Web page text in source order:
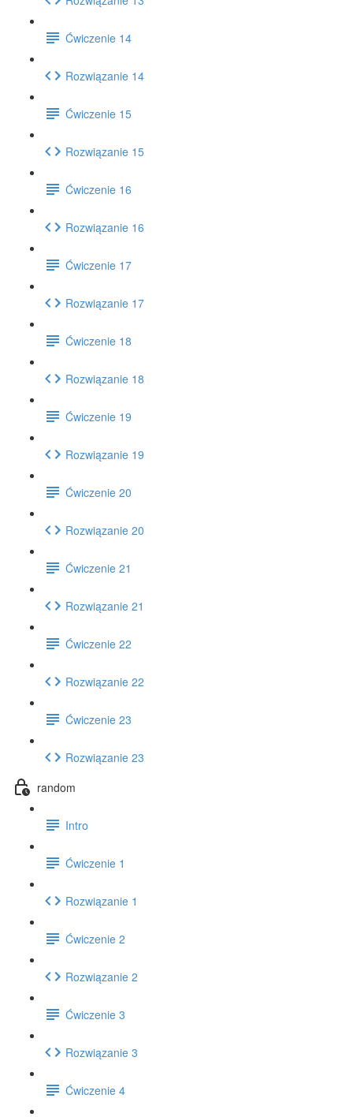
Ćwiczenie 14
Rozwiązanie 14
Ćwiczenie 15
Rozwiązanie 15
Ćwiczenie 16
Rozwiązanie 16
Ćwiczenie 17
Rozwiązanie 17
Ćwiczenie 18
Rozwiązanie 18
Ćwiczenie 19
Rozwiązanie 19
Ćwiczenie 20
Rozwiązanie 20
Ćwiczenie 21
Rozwiązanie 21
Ćwiczenie 22
Rozwiązanie 22
Ćwiczenie 23
Rozwiązanie 23
random
Intro
Ćwiczenie 1
Rozwiązanie 1
Ćwiczenie 2
Rozwiązanie 2
Ćwiczenie 3
Rozwiązanie 3
Ćwiczenie 4